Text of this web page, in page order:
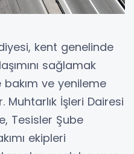
kent genelinde
sağlamak
ve yenileme
Muhtarlık İşleri Dairesi
Tesisler Şube
ekipleri